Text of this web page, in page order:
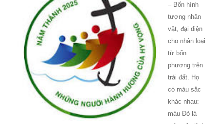
– Bốn hình
tượng nhân
vật, đại diện
cho nhân loại
từ bốn
phương trên
trái đất. Họ
có màu sắc
khác nhau:
màu Đỏ là